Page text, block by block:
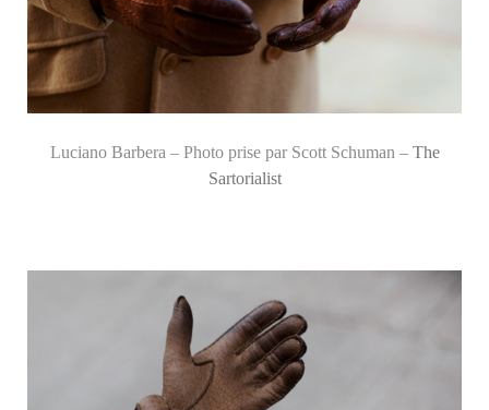
Luciano Barbera – Photo prise par Scott Schuman – The
Sartorialist